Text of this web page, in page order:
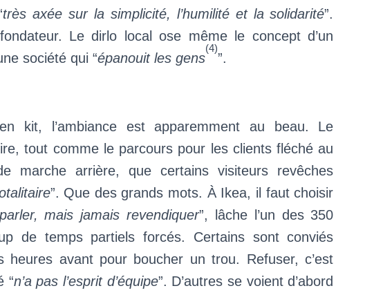
très axée sur la simplicité, l’humilité et la solidarité”.
Le dirlo local ose même le concept d’un
société qui “épanouit les gens
(4)
”.
kit, l’ambiance est apparemment au beau. Le
tout comme le parcours pour les clients fléché au
marche arrière, que certains visiteurs revêches
”. Que des grands mots. À Ikea, il faut choisir
mais jamais revendiquer”, lâche l’un des 350
de temps partiels forcés. Certains sont conviés
heures avant pour boucher un trou. Refuser, c’est
“n’a pas l’esprit d’équipe”. D’autres se voient d’abord